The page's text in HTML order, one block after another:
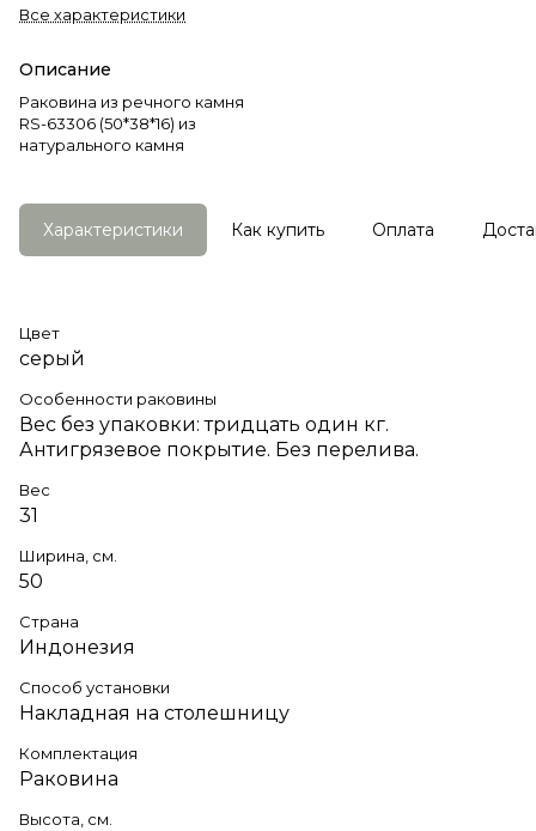
Все характеристики
Описание
Раковина из речного камня
RS-63306 (50*38*16) из
натурального камня
Характеристики Как купить Оплата
Цвет
серый
Особенности раковины
Вес без упаковки: тридцать один кг.
Антигрязевое покрытие. Без перелива.
Вес
31
Ширина, см.
50
Страна
Индонезия
Способ установки
Накладная на столешницу
Комплектация
Раковина
Высота, см.